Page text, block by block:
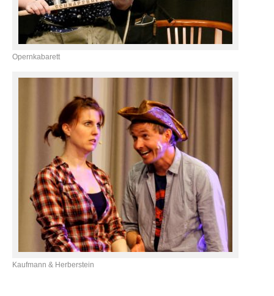
Opernkabarett
Kaufmann & Herberstein